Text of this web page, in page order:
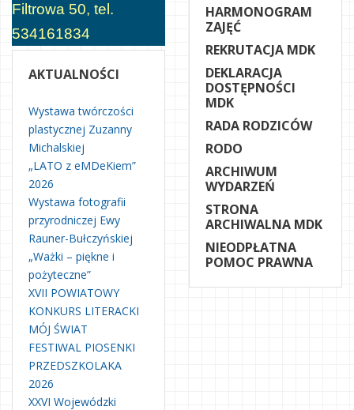
Filtrowa 50, tel.
534161834
AKTUALNOŚCI
Wystawa twórczości
plastycznej Zuzanny
Michalskiej
„LATO z eMDeKiem”
2026
Wystawa fotografii
przyrodniczej Ewy
Rauner-Bułczyńskiej
„Ważki – piękne i
pożyteczne”
XVII POWIATOWY
KONKURS LITERACKI
MÓJ ŚWIAT
FESTIWAL PIOSENKI
PRZEDSZKOLAKA
2026
XXVI Wojewódzki
HARMONOGRAM
ZAJĘĆ
REKRUTACJA MDK
DEKLARACJA
DOSTĘPNOŚCI
MDK
RADA RODZICÓW
RODO
ARCHIWUM
WYDARZEŃ
STRONA
ARCHIWALNA MDK
NIEODPŁATNA
POMOC PRAWNA